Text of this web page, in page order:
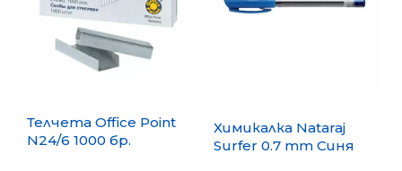
Телчета Office Point
N24/6 1000 бр.
Химикалка Nataraj
Surfer 0.7 mm Синя